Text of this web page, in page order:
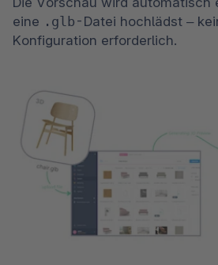
eine .glb -Datei hochlädst –
Konfiguration erforderlich.